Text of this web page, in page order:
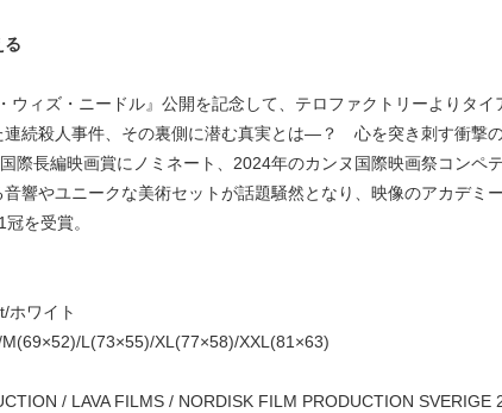
る
ウィズ・ニードル』公開を記念して、テロファクトリーよりタイ
続殺人事件、その裏側に潜む真実とは―？ 心を突き刺す衝撃
際長編映画賞にノミネート、2024年のカンヌ国際映画祭コンペ
響やユニークな美術セットが話題騒然となり、映像のアカデミ
を受賞。
ワイト
L(73×55)/XL(77×58)/XXL(81×63)
/ LAVA FILMS / NORDISK FILM PRODUCTION SVERIGE